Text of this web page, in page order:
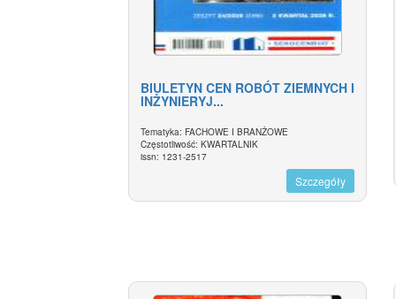
BIULETYN CEN ROBÓT ZIEMNYCH I
INŻYNIERYJ...
Tematyka: FACHOWE I BRANŻOWE
Częstotliwość: KWARTALNIK
issn: 1231-2517
Szczegóły